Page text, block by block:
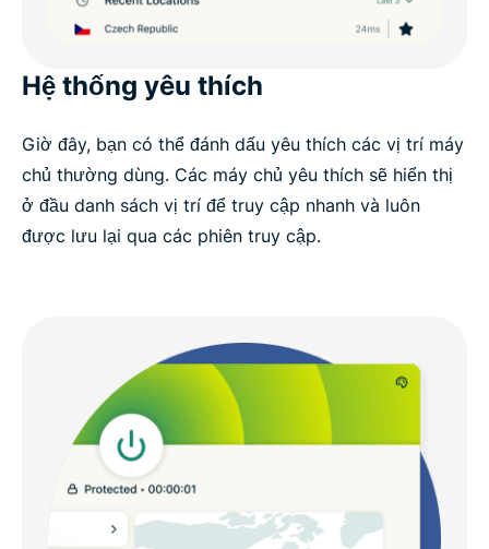
Hệ thống yêu thích
Giờ đây, bạn có thể đánh dấu yêu thích các vị trí máy
chủ thường dùng. Các máy chủ yêu thích sẽ hiển thị
ở đầu danh sách vị trí để truy cập nhanh và luôn
được lưu lại qua các phiên truy cập.